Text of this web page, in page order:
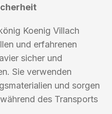
Koenig Villach
und erfahrenen
sicher und
Sie verwenden
und sorgen
des Transports